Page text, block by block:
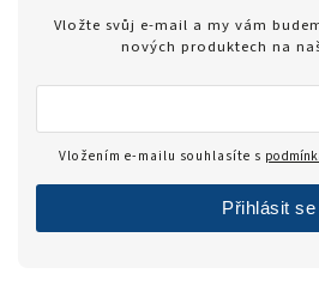
Vložte svůj e-mail a my vám
nových produktech na
Vložením e-mailu souhlasíte s
Přihlásit se